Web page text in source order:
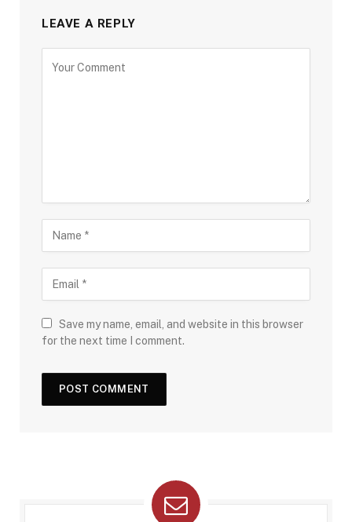
LEAVE A REPLY
Save my name, email, and website in this browser
for the next time I comment.